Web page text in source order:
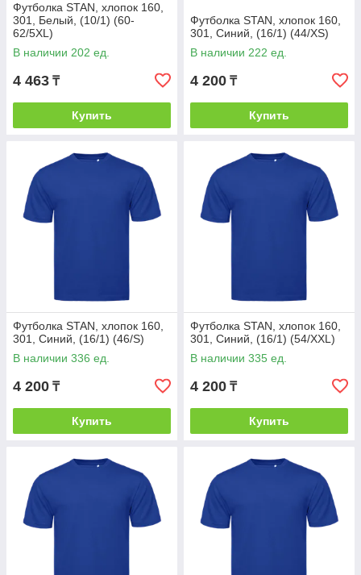
Футболка STAN, хлопок 160,
301, Белый, (10/1) (60-
62/5XL)
В наличии 202 ед.
4 463 ₸
Купить
Футболка STAN, хлопок 160,
301, Синий, (16/1) (44/XS)
В наличии 222 ед.
4 200 ₸
Купить
Футболка STAN, хлопок 160,
301, Синий, (16/1) (46/S)
В наличии 336 ед.
4 200 ₸
Купить
Футболка STAN, хлопок 160,
301, Синий, (16/1) (54/XXL)
В наличии 335 ед.
4 200 ₸
Купить